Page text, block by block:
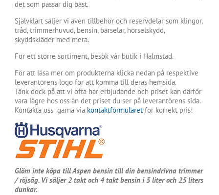
det som passar dig bäst.
Självklart säljer vi även tillbehör och reservdelar som klingor,
tråd, trimmerhuvud, bensin, bärselar, hörselskydd,
skyddskläder med mera.
För ett större sortiment, besök vår butik i Halmstad.
För att läsa mer om produkterna klicka nedan på respektive
leverantörens logo för att komma till deras hemsida.
Tänk dock på att vi ofta har erbjudande och priset kan därför
vara lägre hos oss än det priset du ser på leverantörens sida.
Kontakta oss gärna via kontaktformuläret för korrekt pris!
Glöm inte köpa till Aspen bensin till din bensindrivna trimmer
/ röjsåg. Vi säljer 2 takt och 4 takt bensin i 5 liter och 25 liters
dunkar.